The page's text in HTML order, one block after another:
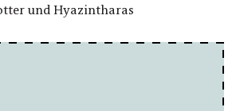
und Hyazintharas